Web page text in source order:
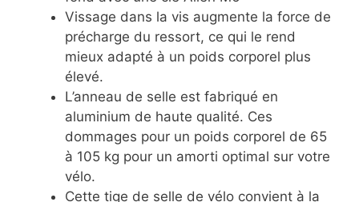
Vissage dans la vis augmente la force de
précharge du ressort, ce qui le rend
mieux adapté à un poids corporel plus
élevé.
L’anneau de selle est fabriqué en
aluminium de haute qualité. Ces
dommages pour un poids corporel de 65
à 105 kg pour un amorti optimal sur votre
vélo.
Cette tige de selle de vélo convient à la